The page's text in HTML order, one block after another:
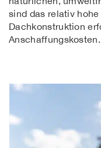
sind das relativ
Dachkonstruktion
Anschaffungskosten.